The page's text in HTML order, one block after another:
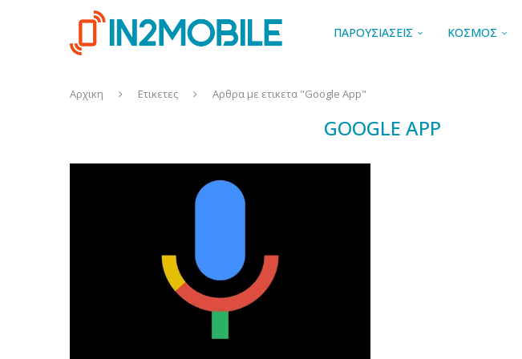
ΠΑΡΟΥΣΙΑΣΕΙΣ ΚΟΣΜΟΣ
Αρχικη Ετικετες Αρθρα με ετικετα "Google App"
GOOGLE APP